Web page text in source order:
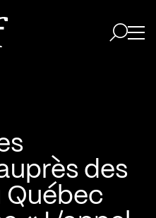
des
Québec